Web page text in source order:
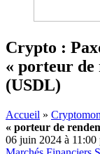
Crypto :
« porteur
(USDL)
Accueil »
« porteur de
06 juin 2024 à 11:00